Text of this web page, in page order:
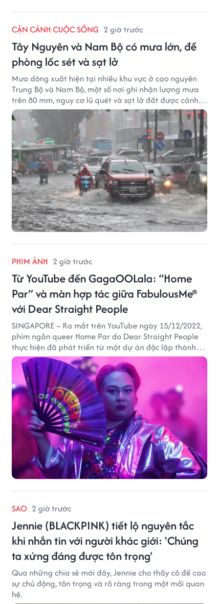
CẬN CẢNH CUỘC SỐNG 2 giờ trước
Tây Nguyên và Nam Bộ có mưa lớn, đề
phòng lốc sét và sạt lở
Mưa dông xuất hiện tại nhiều khu vực ở cao nguyên
Trung Bộ và Nam Bộ, một số nơi ghi nhận lượng mưa
trên 80 mm, nguy cơ lũ quét và sạt lở đất được cảnh
báo.
PHIM ẢNH 2 giờ trước
Từ YouTube đến GagaOOLala: “Home
Par” và màn hợp tác giữa FabulousMe®
với Dear Straight People
SINGAPORE – Ra mắt trên YouTube ngày 15/12/2022,
phim ngắn queer Home Par do Dear Straight People
thực hiện đã phát triển từ một dự án độc lập thành
tác phẩm tiếp cận khán giả quốc tế thông qua nền
tảng LGBTQ+ GagaOOLala. FabulousMe tham gia với
vai trò nhà tài trợ chính thức, trong khi nhà sáng lập
Lan Vu đảm nhiệm vị trí executive producer.
SAO 2 giờ trước
Jennie (BLACKPINK) tiết lộ nguyên tắc
khi nhắn tin với người khác giới: 'Chúng
ta xứng đáng được tôn trọng'
Qua những chia sẻ mới đây, Jennie cho thấy cô đề cao
sự chủ động, tôn trọng và rõ ràng trong một mối quan
hệ.